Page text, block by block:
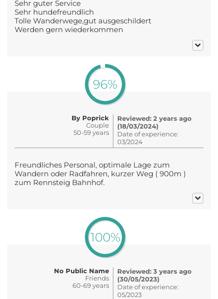
Sehr guter Service
Sehr hundefreundlich
Tolle Wanderwege,gut ausgeschildert
Werden gern wiederkommen
96%
By Poprick
Couple
50-59 years
Reviewed: 2 years ago
(18/03/2024)
Date of experience:
03/2024
Freundliches Personal, optimale Lage zum
Wandern oder Radfahren, kurzer Weg ( 900m )
zum Rennsteig Bahnhof.
100%
No Public Name
Friends
60-69 years
Reviewed: 3 years ago
(30/05/2023)
Date of experience:
05/2023